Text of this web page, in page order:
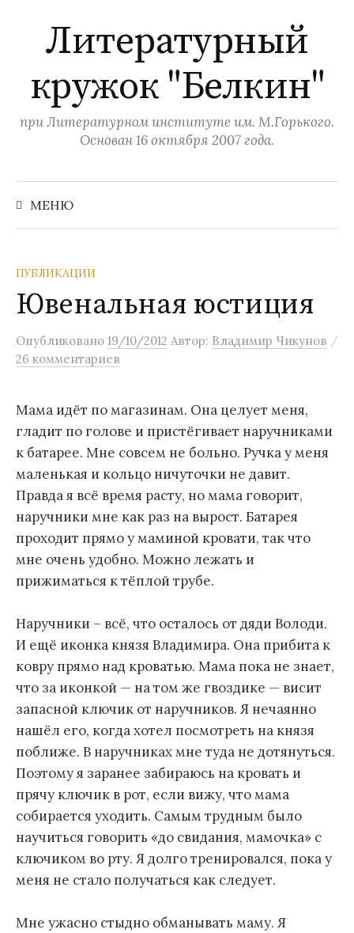
т
с
о
д
р
и
о
Литературный
кружок "Белкин"
при Литературном институте им. М.Горького.
Основан 16 октября 2007 года.
МЕНЮ
ПУБЛИКАЦИИ
Ювенальная юстиция
Опубликовано 19/10/2012 Автор: Владимир Чикунов /
26 комментариев
Мама идёт по магазинам. Она целует меня,
гладит по голове и пристёгивает наручниками
к батарее. Мне совсем не больно. Ручка у меня
маленькая и кольцо ничуточки не давит.
Правда я всё время расту, но мама говорит,
наручники мне как раз на вырост. Батарея
проходит прямо у маминой кровати, так что
мне очень удобно. Можно лежать и
прижиматься к тёплой трубе.
Наручники – всё, что осталось от дяди Володи.
И ещё иконка князя Владимира. Она прибита к
ковру прямо над кроватью. Мама пока не знает,
что за иконкой — на том же гвоздике — висит
запасной ключик от наручников. Я нечаянно
нашёл его, когда хотел посмотреть на князя
поближе. В наручниках мне туда не дотянуться.
Поэтому я заранее забираюсь на кровать и
прячу ключик в рот, если вижу, что мама
собирается уходить. Самым трудным было
научиться говорить «до свидания, мамочка» с
ключиком во рту. Я долго тренировался, пока у
меня не стало получаться как следует.
Мне ужасно стыдно обманывать маму. Я